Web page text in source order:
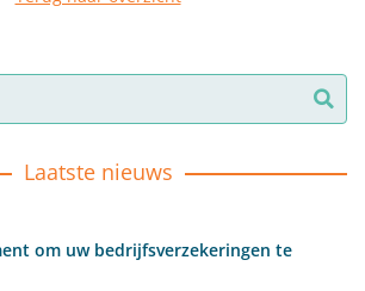
Laatste nieuws
om uw bedrijfsverzekeringen te